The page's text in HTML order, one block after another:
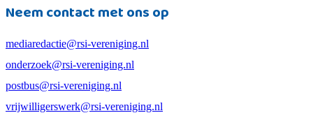
Neem contact met ons op
mediaredactie@rsi-vereniging.nl
onderzoek@rsi-vereniging.nl
postbus@rsi-vereniging.nl
vrijwilligerswerk@rsi-vereniging.nl